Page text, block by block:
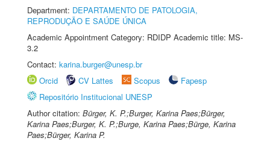
Department: DEPARTAMENTO DE PATOLOGIA,
REPRODUÇÃO E SAÚDE ÚNICA
Academic Appointment Category: RDIDP Academic title: MS-
3.2
Contact: karina.burger@unesp.br
Orcid
CV Lattes Scopus
Fapesp
Repositório Institucional UNESP
Author citation: Bürger, K. P.;Burger, Karina Paes;Bürger,
Karina Paes;Burger, K. P.;Burge, Karina Paes;Bürge, Karina
Paes;Bürger, Karina P.